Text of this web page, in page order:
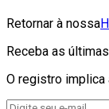
Retornar à nossa
Receba as
O registro implica